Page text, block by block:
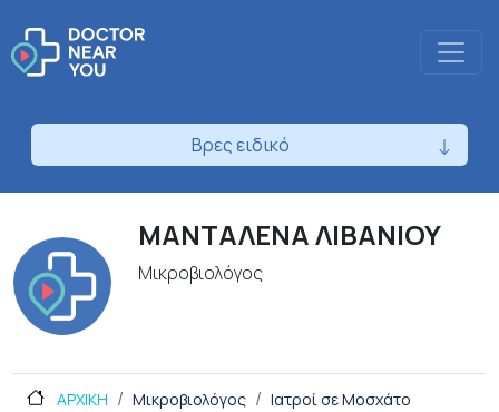
Βρες ειδικό
ΜΑΝΤΑΛΕΝΑ ΛΙΒΑΝΙΟΥ
Μικροβιολόγος
ΑΡΧΙΚΗ Μικροβιολόγος
Ιατροί σε Μοσχάτο